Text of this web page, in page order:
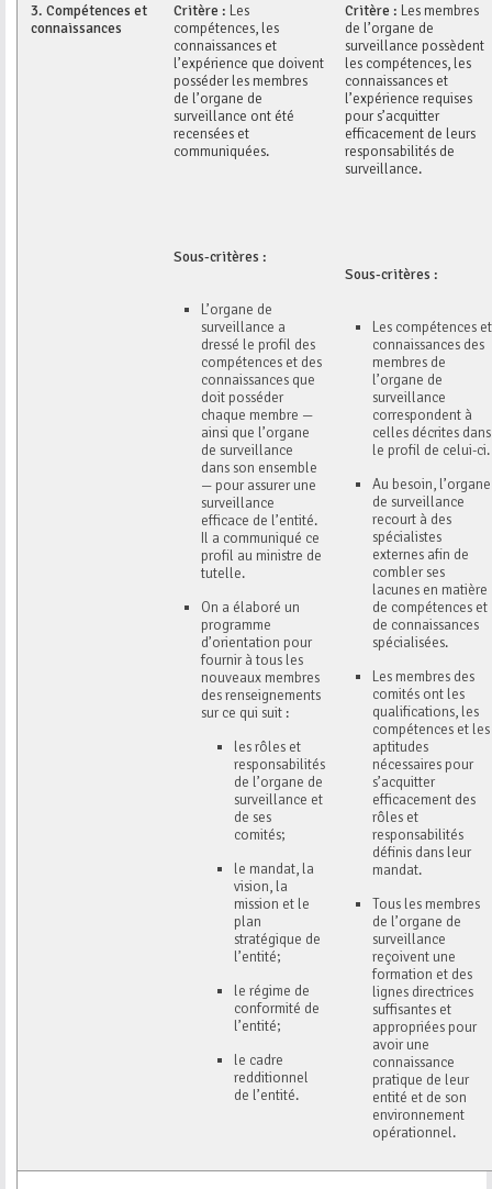
3. Compétences et
connaissances
Critère : Les
compétences, les
connaissances et
l’expérience que doivent
posséder les membres
de l’organe de
surveillance ont été
recensées et
communiquées.
Sous-critères :
L’organe de
surveillance a
dressé le profil des
compétences et des
connaissances que
doit posséder
chaque membre —
ainsi que l’organe
de surveillance
dans son ensemble
— pour assurer une
surveillance
efficace de l’entité.
Il a communiqué ce
profil au ministre de
tutelle.
On a élaboré un
programme
d’orientation pour
fournir à tous les
nouveaux membres
des renseignements
sur ce qui suit :
les rôles et
responsabilités
de l’organe de
surveillance et
de ses
comités;
le mandat, la
vision, la
mission et le
plan
stratégique de
l’entité;
le régime de
conformité de
l’entité;
le cadre
redditionnel
de l’entité.
Critère : Les membres
de l’organe de
surveillance possèdent
les compétences, les
connaissances et
l’expérience requises
pour s’acquitter
efficacement de leurs
responsabilités de
surveillance.
Sous-critères :
Les compétences et
connaissances des
membres de
l’organe de
surveillance
correspondent à
celles décrites dans
le profil de celui-ci.
Au besoin, l’organe
de surveillance
recourt à des
spécialistes
externes afin de
combler ses
lacunes en matière
de compétences et
de connaissances
spécialisées.
Les membres des
comités ont les
qualifications, les
compétences et les
aptitudes
nécessaires pour
s’acquitter
efficacement des
rôles et
responsabilités
définis dans leur
mandat.
Tous les membres
de l’organe de
surveillance
reçoivent une
formation et des
lignes directrices
suffisantes et
appropriées pour
avoir une
connaissance
pratique de leur
entité et de son
environnement
opérationnel.